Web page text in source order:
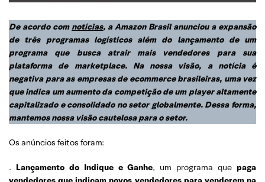
De acordo com notícias, a Amazon Brasil anunciou a expansão
de três programas logísticos além do lançamento de um
programa que busca atrair mais vendedores para sua
plataforma de marketplace. Na nossa visão, a notícia é
negativa para as empresas de ecommerce brasileiras, uma vez
que indica um aumento da competição de um player altamente
capitalizado e consolidado no setor globalmente. Dessa forma,
mantemos nossa visão cautelosa para o setor.
Os anúncios feitos foram:
. Lançamento do Indique e Ganhe, um programa quepaga